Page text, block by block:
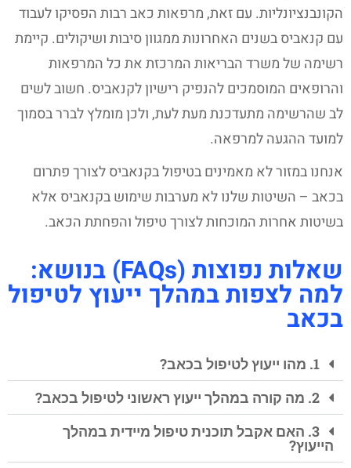
הקונבנציונליות. עם זאת, מרפאות כאב רבות הפסיקו לעבוד
עם קנאביס בשנים האחרונות ממגוון סיבות ושיקולים. קיימת
רשימה של משרד הבריאות המרכזת את כל המרפאות
והרופאים המוסמכים להנפיק רישיון לקנאביס. חשוב לשים
לב שהרשימה מתעדכנת מעת לעת, ולכן מומלץ לברר בסמוך
למועד ההגעה למרפאה.
אנחנו במזור לא מאמינים בטיפול בקנאביס לצורך פתרום
בכאב – השיטות שלנו לא מערבות שימוש בקנאביס אלא
בשיטות אחרות המוכחות לצורך טיפול והפחתת הכאב.
שאלות נפוצות (FAQs) בנושא:
למה לצפות במהלך ייעוץ לטיפול
בכאב
1. מהו ייעוץ לטיפול בכאב?
2. מה קורה במהלך ייעוץ ראשוני לטיפול בכאב?
3. האם אקבל תוכנית טיפול מיידית במהלך
הייעוץ?